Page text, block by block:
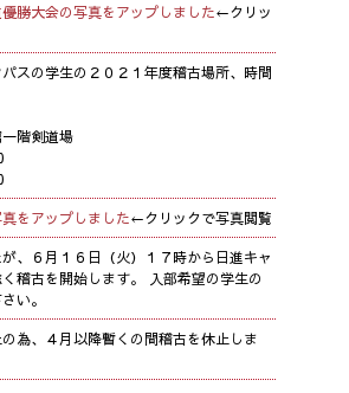
勝大会の写真をアップしました←クリッ
スの学生の２０２１年度稽古場所、時間
階剣道場
をアップしました←クリックで写真閲覧
、６月１６日（火）１７時から日進キャ
稽古を開始します。 入部希望の学生の
い。
為、４月以降暫くの間稽古を休止しま